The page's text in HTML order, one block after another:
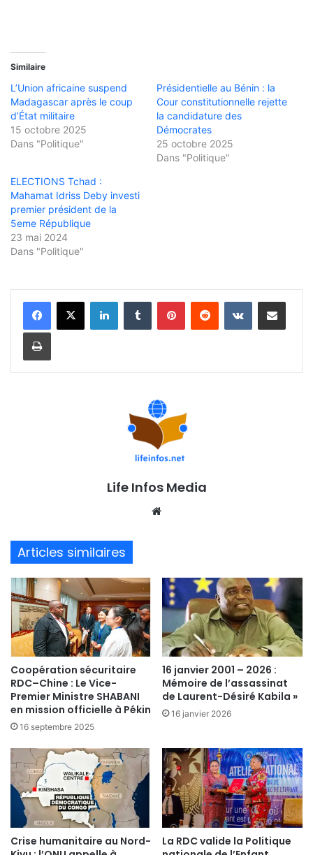
Similaire
L’Union africaine suspend
Madagascar après le coup
d’État militaire
15 octobre 2025
Dans "Politique"
Présidentielle au Bénin : la
Cour constitutionnelle rejette
la candidature des
Démocrates
25 octobre 2025
Dans "Politique"
ELECTIONS Tchad :
Mahamat Idriss Deby investi
premier président de la
5eme République
23 mai 2024
Dans "Politique"
Life Infos Media
Articles similaires
Coopération sécuritaire
RDC–Chine : Le Vice-
Premier Ministre SHABANI
en mission officielle à Pékin
16 septembre 2025
16 janvier 2001 – 2026 :
Mémoire de l’assassinat
de Laurent-Désiré Kabila »
16 janvier 2026
Crise humanitaire au Nord-
La RDC valide la Politique